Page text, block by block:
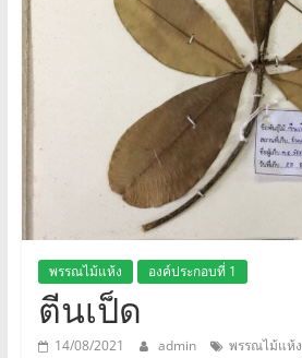
โรงเรียน
ท่า
โพธิ์
ศรี
พิทยา
งาม
พรรณไม้แห้ง องค์ประกอบที่ 1
ตีนเป็ด
14/08/2021 admin พรรณไม้แห้ง